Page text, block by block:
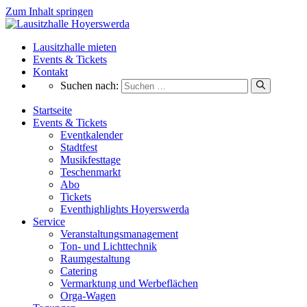
Zum Inhalt springen
Lausitzhalle mieten
Events & Tickets
Kontakt
Suchen nach:
Startseite
Events & Tickets
Eventkalender
Stadtfest
Musikfesttage
Teschenmarkt
Abo
Tickets
Eventhighlights Hoyerswerda
Service
Veranstaltungsmanagement
Ton- und Lichttechnik
Raumgestaltung
Catering
Vermarktung und Werbeflächen
Orga‑Wagen